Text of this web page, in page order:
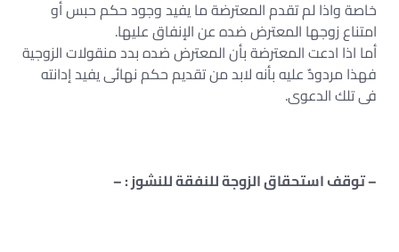
خاصة واذا لم تقدم المعترضة ما يفيد وجود حكم حبس أو
امتناع زوجها المعترض ضده عن الإنفاق عليها.
أما اذا ادعت المعترضة بأن المعترض ضده بدد منقولات الزوجية
فهذا مردودٌ عليه بأنه لابد من تقديم حكم نهائى يفيد إدانته
فى تلك الدعوى.
– توقف استحقاق الزوجة للنفقة للنشوز : –